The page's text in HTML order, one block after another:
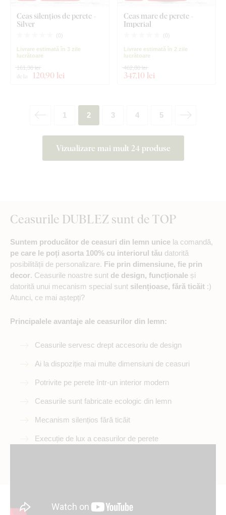
Ceas silențios de perete -
Silver
( 0)
Livrare estimată în 3 zile
lucrătoare
de la 120,90 lei
161,30 lei
Ceas mare de perete -
Imperial
( 0)
Livrare estimată în 2 zile
lucrătoare
347,10 lei
462,80 lei
Vizualizare mai mult 24 produse
1 2 3 4 5
Ceasurile DUBLEZ sunt de TOP
Suntem producător de ceasuri din lemn unice la comandă,
pe care le poți asorta 100% cu interiorul tău datorită
posibilității de personalizare. Fie prin dimensiune, fie prin
decor. Ceasurile noastre sunt de design, funcționale și
datorită unui mecanism special sunt silențioase, fără ticăit :)
Atunci, ce mai aștepți?
Principalele avantaje ale ceasurilor din lemn:
Ceasurile servesc drept accesoriu de design
Ai la dispoziție mai multe dimensiuni de ceasuri
Potrivite pe perete într-un interior modern
Ceasurile sunt fabricate ecologic din lemn
Mecanism silențios fără ticăit
Execuție de lux a ceasurilor de perete